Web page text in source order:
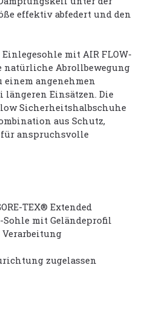
effektiv abfedert und den
mit AIR FLOW-
Abrollbewegung
einem angenehmen
längeren Einsätzen. Die
low Sicherheitshalbschuhe
aus Schutz,
anspruchsvolle
TEX® Extended
mit Geländeprofil
zugelassen